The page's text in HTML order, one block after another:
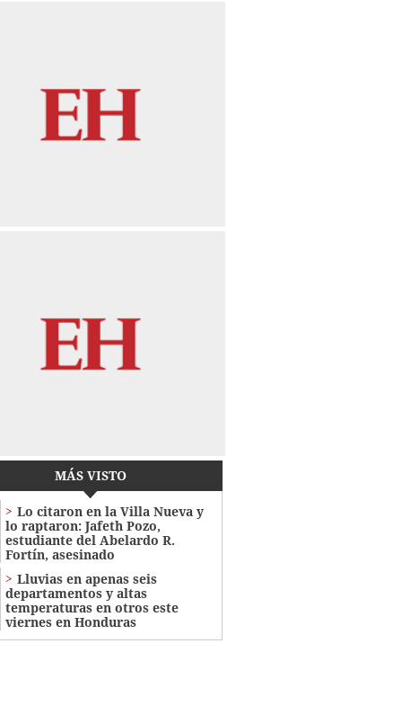
MÁS VISTO
Lo citaron en la Villa Nueva y
lo raptaron: Jafeth Pozo,
estudiante del Abelardo R.
Fortín, asesinado
Lluvias en apenas seis
departamentos y altas
temperaturas en otros este
viernes en Honduras